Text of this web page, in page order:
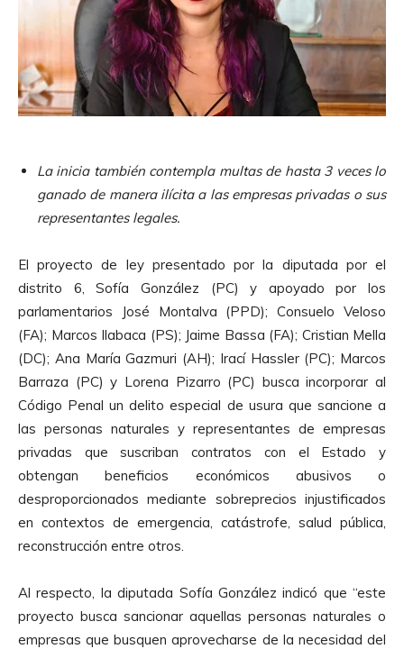
La inicia también contempla multas de hasta 3 veces lo
ganado de manera ilícita a las empresas privadas o sus
representantes legales.
El proyecto de ley presentado por la diputada por el
distrito 6, Sofía González (PC) y apoyado por los
parlamentarios José Montalva (PPD); Consuelo Veloso
(FA); Marcos Ilabaca (PS); Jaime Bassa (FA); Cristian Mella
(DC); Ana María Gazmuri (AH); Irací Hassler (PC); Marcos
Barraza (PC) y Lorena Pizarro (PC) busca incorporar al
Código Penal un delito especial de usura que sancione a
las personas naturales y representantes de empresas
privadas que suscriban contratos con el Estado y
obtengan beneficios económicos abusivos o
desproporcionados mediante sobreprecios injustificados
en contextos de emergencia, catástrofe, salud pública,
reconstrucción entre otros.
Al respecto, la diputada Sofía González indicó que “este
proyecto busca sancionar aquellas personas naturales o
empresas que busquen aprovecharse de la necesidad del